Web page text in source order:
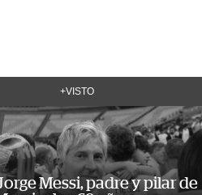
+VISTO
Messi, padre y pilar de